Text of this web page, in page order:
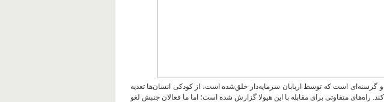
گرسنه‌ای است که توسط اربابان سرمایه‌دار خلق‌شده است، از کودکی انسان‌ها تغذیه
راه‌های متفاوتی برای مقابله با این هیولا گزارش‌ شده است؛ اما ما فعالان جنبش لغو